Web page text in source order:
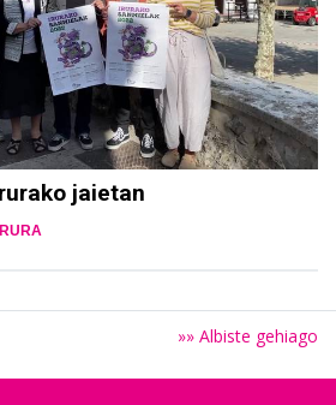
jaietan
IRURA
»» Albiste gehiago